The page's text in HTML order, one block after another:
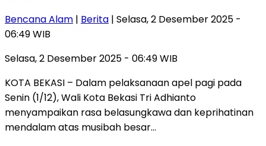
Bencana Alam | Berita | Selasa, 2 Desember 2025 -
06:49 WIB
Selasa, 2 Desember 2025 - 06:49 WIB
KOTA BEKASI – Dalam pelaksanaan apel pagi pada
Senin (1/12), Wali Kota Bekasi Tri Adhianto
menyampaikan rasa belasungkawa dan keprihatinan
mendalam atas musibah besar…